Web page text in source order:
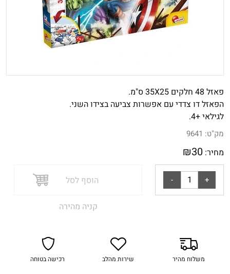
פאזל 48 חלקים 35X25 ס"מ.
הפאזל דו צדדי עם אפשרות צביעה בצידו השני.
לגילאי +4.
מק"ט: 9641
מחיר: ₪30
הוסף לסל
קניה מהירה
משלוח מהיר שירות מהלב רכישה בטוחה